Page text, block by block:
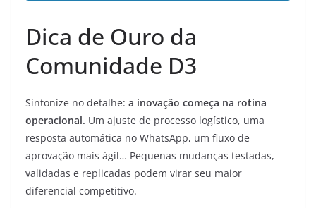
Dica de Ouro da
Comunidade D3
Sintonize no detalhe: a inovação começa na rotina
operacional. Um ajuste de processo logístico, uma
resposta automática no WhatsApp, um fluxo de
aprovação mais ágil… Pequenas mudanças testadas,
validadas e replicadas podem virar seu maior
diferencial competitivo.